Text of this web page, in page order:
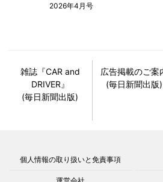
2026年4月号
雑誌『CAR and
DRIVER』
(毎日新聞出版)
広告掲載のご案
(毎日新聞出版)
個人情報の取り扱いと免責事項